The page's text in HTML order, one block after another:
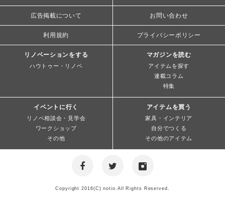
広告掲載について お問い合わせ
利用規約 プライバシーポリシー
リノベーションをする
ハウトゥー・リノベ
マガジンを読む
アイテムを探す
連載コラム
特集
イベントに行く
リノベ相談会・見学会
ワークショップ
その他
アイテムを買う
家具・インテリア
自分でつくる
その他のアイテム
Copyright 2016(C) notio.All Rights Reserved.